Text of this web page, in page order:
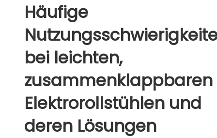
Häufige
bei leichten,
zusammenklappbaren
Elektrorollstühlen und
deren Lösungen